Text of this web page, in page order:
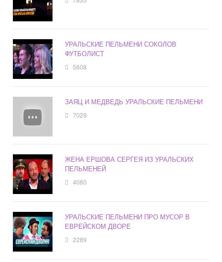
УРАЛЬСКИЕ ПЕЛЬМЕНИ СОКОЛОВ
ФУТБОЛИСТ
5608
ЗАЯЦ И МЕДВЕДЬ УРАЛЬСКИЕ ПЕЛЬМЕНИ
7029
ЖЕНА ЕРШОВА СЕРГЕЯ ИЗ УРАЛЬСКИХ
ПЕЛЬМЕНЕЙ
4080
УРАЛЬСКИЕ ПЕЛЬМЕНИ ПРО МУСОР В
ЕВРЕЙСКОМ ДВОРЕ
2289